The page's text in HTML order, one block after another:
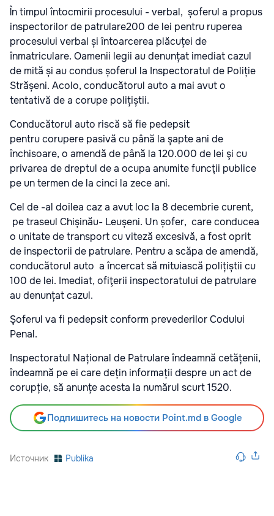
În timpul întocmirii procesului - verbal, șoferul a propus
inspectorilor de patrulare200 de lei pentru ruperea
procesului verbal și întoarcerea plăcuței de
înmatriculare. Oamenii legii au denunțat imediat cazul
de mită și au condus șoferul la Inspectoratul de Poliție
Strășeni. Acolo, conducătorul auto a mai avut o
tentativă de a corupe polițiștii.
Conducătorul auto riscă să fie pedepsit
pentru corupere pasivă cu până la şapte ani de
închisoare, o amendă de până la 120.000 de lei şi cu
privarea de dreptul de a ocupa anumite funcţii publice
pe un termen de la cinci la zece ani.
Cel de -al doilea caz a avut loc la 8 decembrie curent,
pe traseul Chișinău- Leușeni. Un șofer, care conducea
o unitate de transport cu viteză excesivă, a fost oprit
de inspectorii de patrulare. Pentru a scăpa de amendă,
conducătorul auto a încercat să mituiască polițiștii cu
100 de lei. Imediat, ofiţerii inspectoratului de patrulare
au denunțat cazul.
Şoferul va fi pedepsit conform prevederilor Codului
Penal.
Inspectoratul Național de Patrulare îndeamnă cetățenii,
îndeamnă pe ei care dețin informații despre un act de
corupție, să anunțe acesta la numărul scurt 1520.
Подпишитесь на новости Point.md в Google
Источник Publika